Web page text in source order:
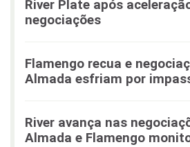
River Plate após
negociações
Flamengo recua e
Almada esfriam por
River avança nas
Almada e Flamengo